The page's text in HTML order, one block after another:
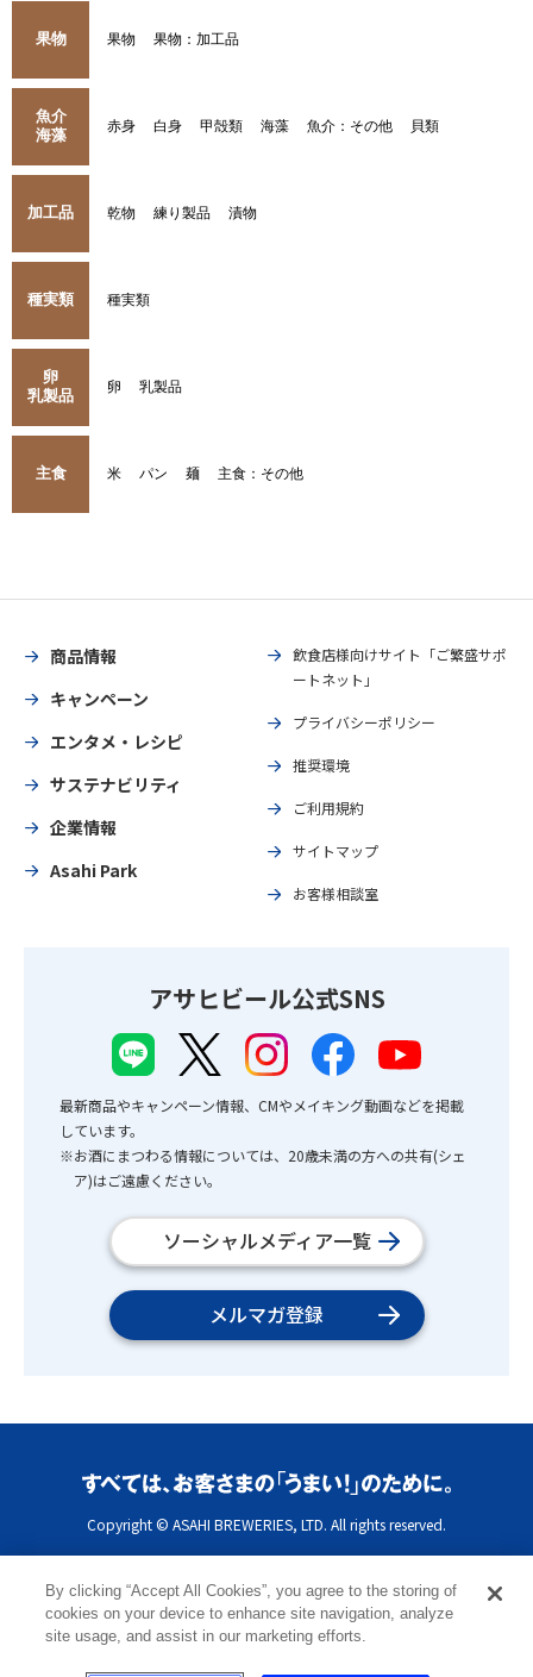
果物 果物 果物：加工品
魚介
海藻
赤身 白身 甲殻類 海藻 魚介：その他 貝類
加工品 乾物 練り製品 漬物
種実類 種実類
卵
乳製品
卵 乳製品
主食 米 パン 麺 主食：その他
商品情報
キャンペーン
エンタメ・レシピ
サステナビリティ
企業情報
Asahi Park
飲食店様向けサイト「ご繁盛サポ
ートネット」
プライバシーポリシー
推奨環境
ご利用規約
サイトマップ
お客様相談室
アサヒビール公式SNS
最新商品やキャンペーン情報、CMやメイキング動画などを掲載
しています。
※お酒にまつわる情報については、20歳未満の方への共有(シェ
ア)はご遠慮ください。
ソーシャルメディア一覧
メルマガ登録
Copyright © ASAHI BREWERIES, LTD. All rights reserved.
By clicking “Accept All Cookies”, you agree to the storing of
cookies on your device to enhance site navigation, analyze
site usage, and assist in our marketing efforts.